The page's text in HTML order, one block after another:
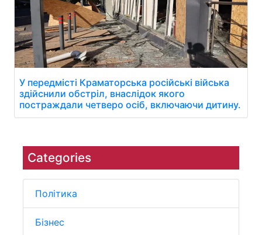
Categories
Політика
Бізнес
У передмісті Краматорська російські війська
здійснили обстріл, внаслідок якого
постраждали четверо осіб, включаючи дитину.